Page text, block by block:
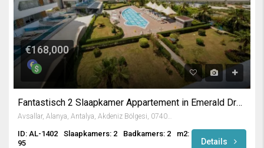
€168,000
Fantastisch 2 Slaapkamer Appartement in Emerald Dreams / Avsallar
ID: AL-1402 Slaapkamers: 2 Badkamers: 2
m2:
95
Details